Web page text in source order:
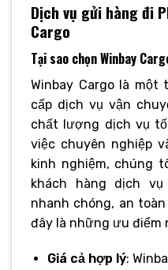
Dịch vụ gửi hàng đi
Cargo
Tại sao chọn Winbay
Winbay Cargo là
cấp dịch vụ vận
chất lượng dịch vụ
việc chuyên nghiệp
kinh nghiệm, chúng
khách hàng dịch
nhanh chóng, an
đây là những ưu điểm
Giá cả hợp lý: